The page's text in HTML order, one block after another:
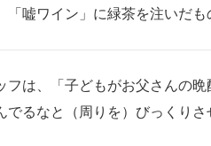
「嘘ワイン」に緑茶を注いだ
は、「子どもがお父さんの晩
でるなと（周りを）びっくり